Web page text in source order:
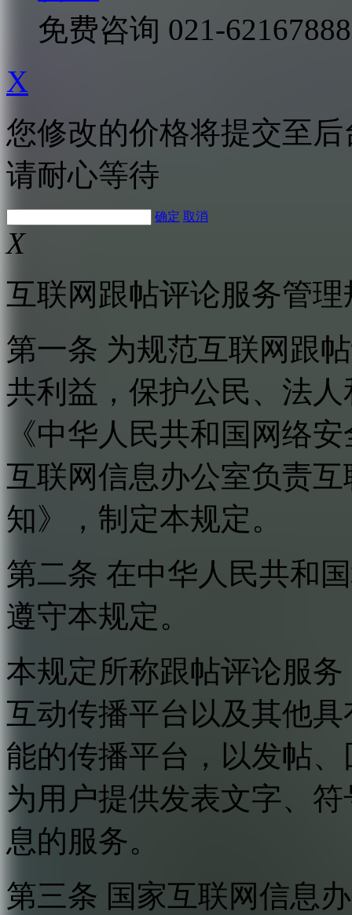
免费咨询 021-62167888
X
您修改的价格将提交至
请耐心等待
确定 取消
X
互联网跟帖评论服务管理
第一条 为规范互联网跟
共利益，保护公民、法
《中华人民共和国网络
互联网信息办公室负责
知》，制定本规定。
第二条 在中华人民共和
遵守本规定。
本规定所称跟帖评论服
互动传播平台以及其他
能的传播平台，以发帖
为用户提供发表文字、
息的服务。
第三条 国家互联网信息